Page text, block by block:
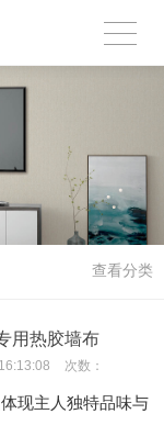
查看分类
用热胶墙布
次数：
现主人独特品味与